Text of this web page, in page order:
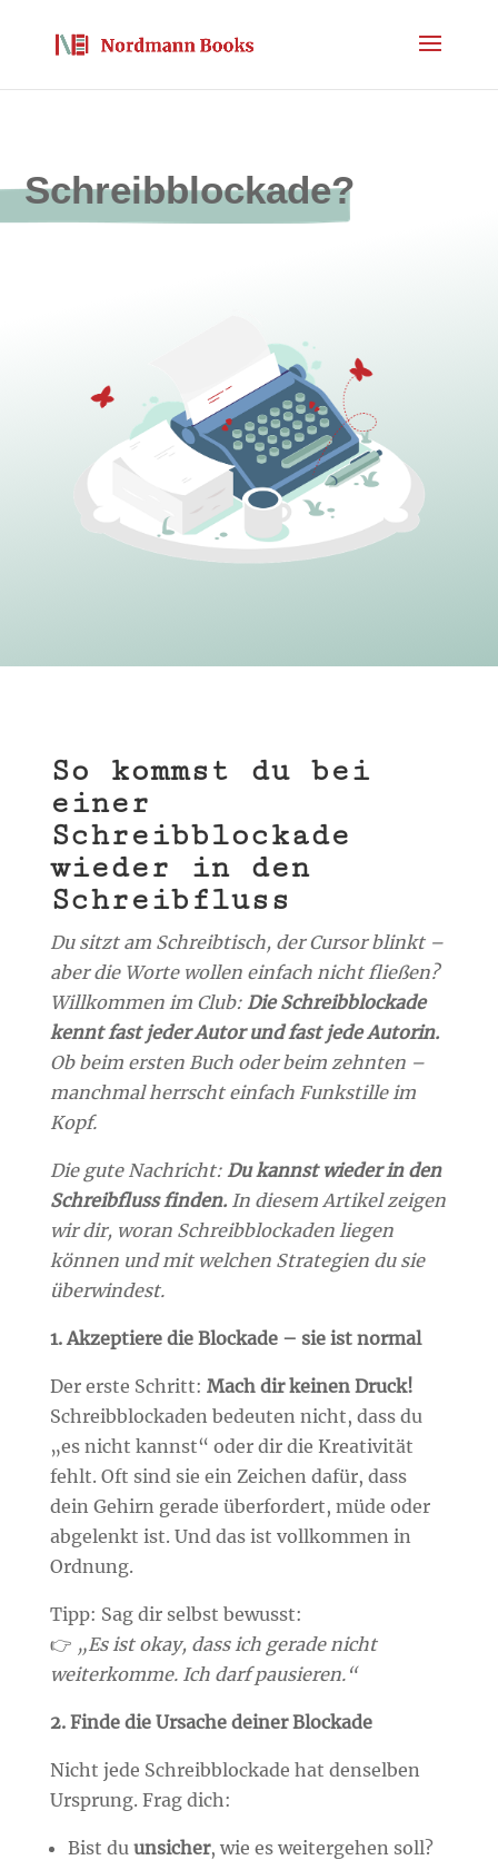
Schreibblockade?
So kommst du bei
einer
Schreibblockade
wieder in den
Schreibfluss
Du sitzt am Schreibtisch, der Cursor blinkt –
aber die Worte wollen einfach nicht fließen?
Willkommen im Club: Die Schreibblockade
kennt fast jeder Autor und fast jede Autorin.
Ob beim ersten Buch oder beim zehnten –
manchmal herrscht einfach Funkstille im
Kopf.
Die gute Nachricht: Du kannst wieder in den
Schreibfluss finden.In diesem Artikel zeigen
wir dir, woran Schreibblockaden liegen
können und mit welchen Strategien du sie
überwindest.
1. Akzeptiere die Blockade – sie ist normal
Der erste Schritt: Mach dir keinen Druck!
Schreibblockaden bedeuten nicht, dass du
„es nicht kannst“ oder dir die Kreativität
fehlt. Oft sind sie ein Zeichen dafür, dass
dein Gehirn gerade überfordert, müde oder
abgelenkt ist. Und das ist vollkommen in
Ordnung.
Tipp: Sag dir selbst bewusst:
👉 „Es ist okay, dass ich gerade nicht
weiterkomme. Ich darf pausieren.“
2. Finde die Ursache deiner Blockade
Nicht jede Schreibblockade hat denselben
Ursprung. Frag dich:
Bist du unsicher, wie es weitergehen soll?